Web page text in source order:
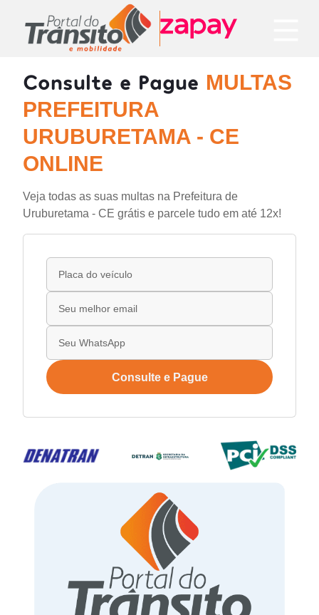
Consulte e Pague MULTAS
PREFEITURA
URUBURETAMA - CE
ONLINE
Veja todas as suas multas na Prefeitura de
Uruburetama - CE grátis e parcele tudo em até 12x!
Consulte e Pague